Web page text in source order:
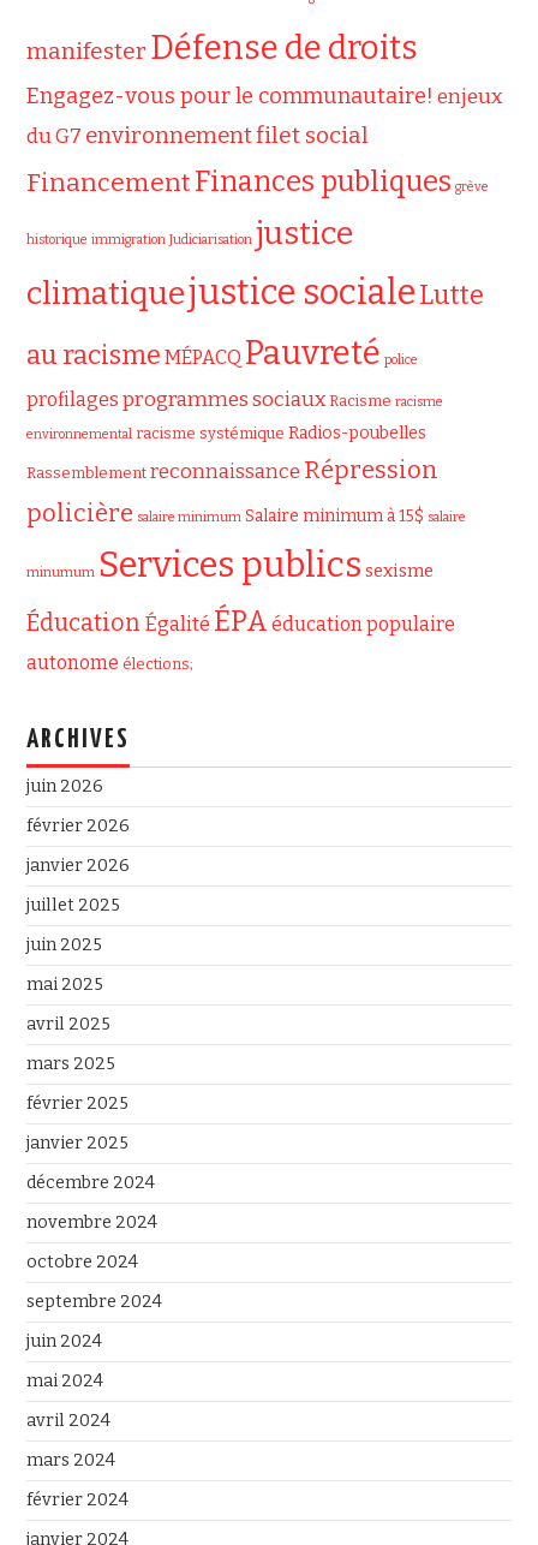
manifester Défense de droits
Engagez-vous pour le communautaire! enjeux
du G7 environnementfilet social
FinancementFinances publiques grève
historique immigration Judiciarisation justice
climatiquejustice socialeLutte
au racisme MÉPACQ Pauvreté police
profilages programmes sociaux Racisme racisme
environnemental racisme systémique Radios-poubelles
Rassemblement reconnaissance Répression
policière salaire minimum Salaire minimum à 15$ salaire
minumum Services publics sexisme
Éducation Égalité ÉPA éducation populaire
autonome élections;
ARCHIVES
juin 2026
février 2026
janvier 2026
juillet 2025
juin 2025
mai 2025
avril 2025
mars 2025
février 2025
janvier 2025
décembre 2024
novembre 2024
octobre 2024
septembre 2024
juin 2024
mai 2024
avril 2024
mars 2024
février 2024
janvier 2024